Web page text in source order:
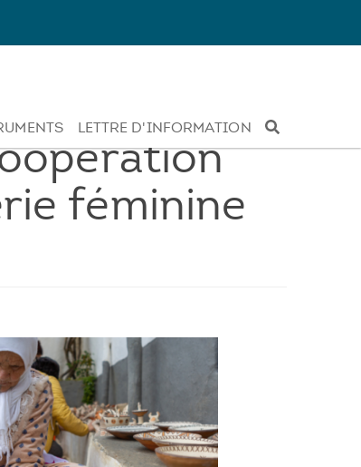
LETTRE D'INFORMATION
féminine